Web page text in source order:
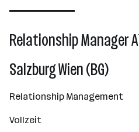
Wien
Relationship Manager
Salzburg Wien (BG)
Relationship Management
Vollzeit